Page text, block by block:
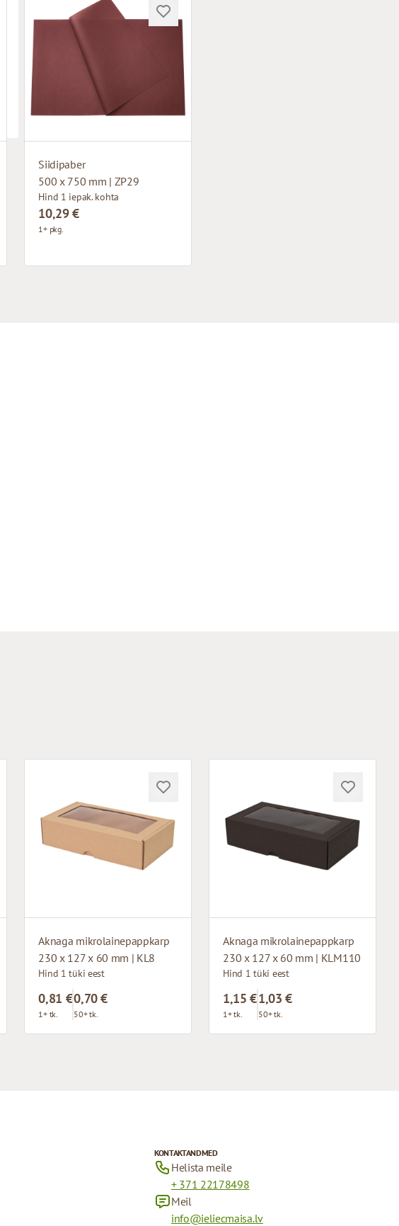
Siidipaber
500 x 750 mm | ZP29
Hind 1 iepak. kohta
10,29 €
1+ pkg.
Aknaga mikrolainepappkarp
230 x 127 x 60 mm | KL8
Hind 1 tüki eest
0,81 €
1+ tk.
0,70 €
50+ tk.
Aknaga mikrolainepappkarp
230 x 127 x 60 mm | KLM110
Hind 1 tüki eest
1,15 €
1+ tk.
1,03 €
50+ tk.
KONTAKTANDMED
Helista meile
+ 371 22178498
Meil
info@ieliecmaisa.lv